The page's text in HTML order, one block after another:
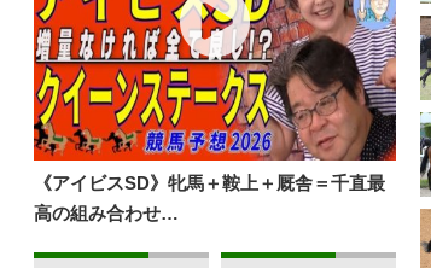
《アイビスSD》牝馬＋鞍上＋厩舎＝千直最
高の組み合わせ…